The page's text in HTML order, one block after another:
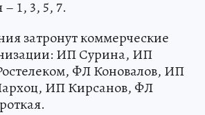
– 1, 3, 5, 7.
затронут коммерческие
ИП Сурина, ИП
ФЛ Коновалов, ИП
ИП Кирсанов, ФЛ